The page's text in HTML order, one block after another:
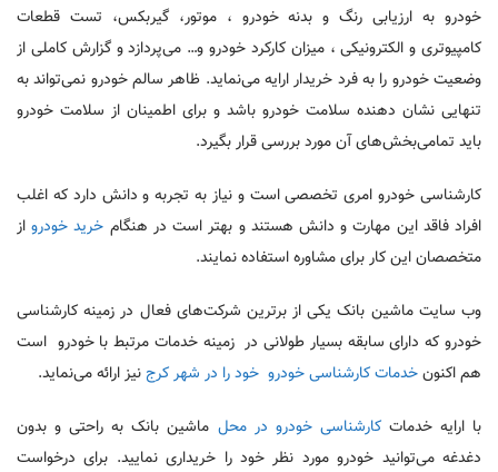
خودرو به ارزیابی رنگ و بدنه خودرو ، موتور، گیربکس، تست قطعات
کامپیوتری و الکترونیکی ، میزان کارکرد خودرو و… می‌پردازد و گزارش کاملی از
وضعیت خودرو را به فرد خریدار ارایه می‌نماید. ظاهر سالم خودرو نمی‌تواند به
تنهایی نشان دهنده سلامت خودرو باشد و برای اطمینان از سلامت خودرو
باید تمامی‌بخش‌های آن مورد بررسی قرار بگیرد.
کارشناسی خودرو امری تخصصی است و نیاز به تجربه و دانش دارد که اغلب
افراد فاقد این مهارت و دانش هستند و بهتر است در هنگام خرید خودرواز
متخصصان این کار برای مشاوره استفاده نمایند.
وب سایت ماشین بانک یکی از برترین شرکت‌های فعال در زمینه کارشناسی
خودرو که دارای سابقه بسیار طولانی در زمینه خدمات مرتبط با خودرو است
هم اکنونخدمات کارشناسی خودرو خود را در شهر کرج نیز ارائه می‌نماید.
با ارایه خدماتکارشناسی خودرو در محل ماشین بانک به راحتی و بدون
دغدغه می‌توانید خودرو مورد نظر خود را خریداری نمایید. برای درخواست